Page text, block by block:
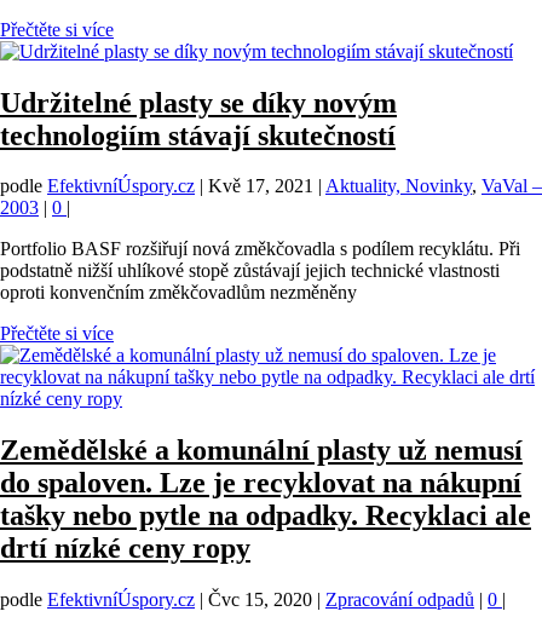
Přečtěte si více
Udržitelné plasty se díky novým
technologiím stávají skutečností
podle EfektivníÚspory.cz Kvě 17, 2021 Aktuality, Novinky, VaVal –
2003
0
Portfolio BASF rozšiřují nová změkčovadla s podílem recyklátu. Při
podstatně nižší uhlíkové stopě zůstávají jejich technické vlastnosti
oproti konvenčním změkčovadlům nezměněny
Přečtěte si více
Zemědělské a komunální plasty už nemusí
do spaloven. Lze je recyklovat na nákupní
tašky nebo pytle na odpadky. Recyklaci ale
drtí nízké ceny ropy
podle EfektivníÚspory.cz | Čvc 15, 2020 | Zpracování odpadů | 0 |